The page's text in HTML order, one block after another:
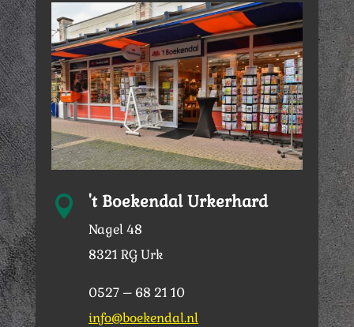
 't Boekendal Urkerhard
Nagel 48
8321 RG Urk
0527 – 68 21 10
info@boekendal.nl